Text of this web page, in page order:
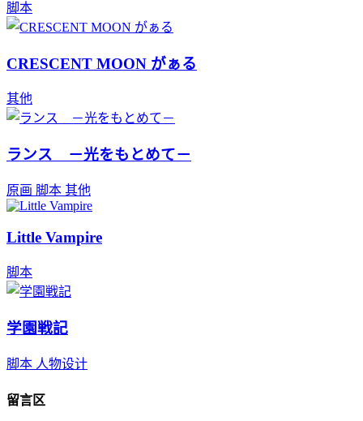
脚本
CRESCENT MOON がぁる
其他
ランス －光をもとめて－
原画 脚本 其他
Little Vampire
脚本
学園戦記
脚本 人物设计
留言区